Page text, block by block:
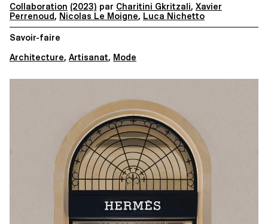
Collaboration (2023) par Charitini Gkritzali, Xavier
Perrenoud, Nicolas Le Moigne, Luca Nichetto
Savoir-faire
Architecture, Artisanat, Mode